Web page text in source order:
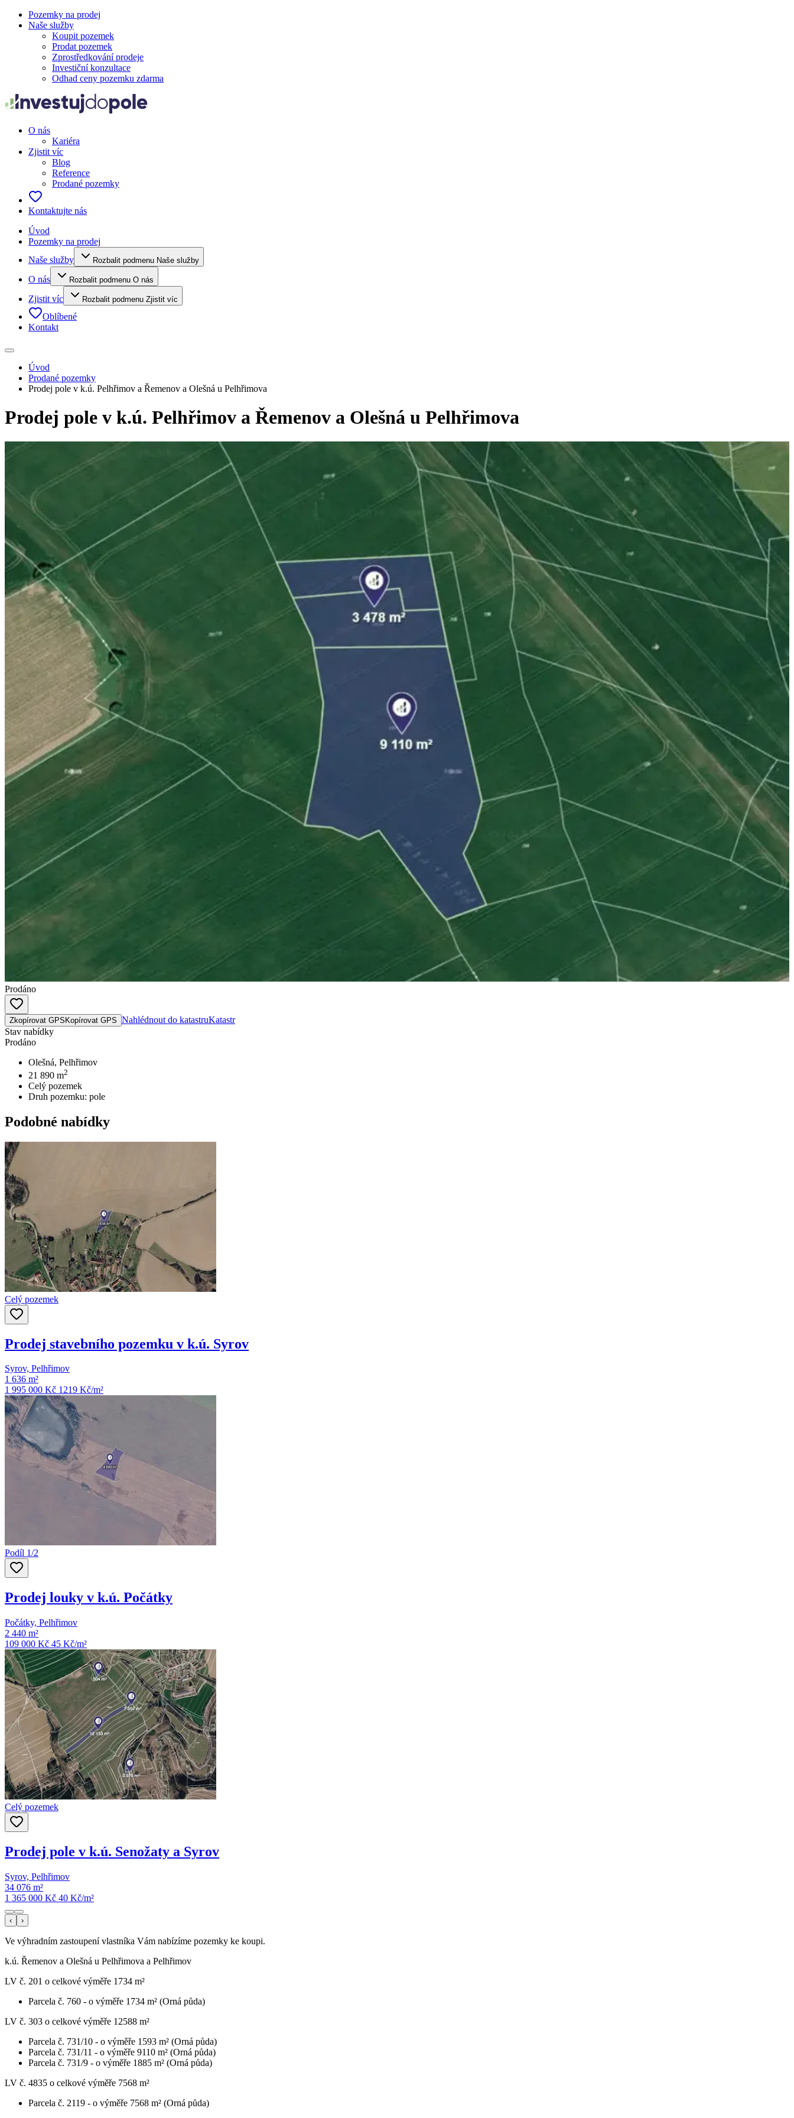
Pozemky na prodej
Naše služby
Koupit pozemek
Prodat pozemek
Zprostředkování prodeje
Investiční konzultace
Odhad ceny pozemku zdarma
O nás
Kariéra
Zjistit víc
Blog
Reference
Prodané pozemky
Kontaktujte nás
Úvod
Pozemky na prodej
Naše služby
Rozbalit podmenu Naše služby
O nás Rozbalit podmenu O nás
Zjistit víc Rozbalit podmenu Zjistit víc
Oblíbené
Kontakt
Úvod
Prodané pozemky
Prodej pole v k.ú. Pelhřimov a Řemenov a Olešná u Pelhřimova
Prodej pole v k.ú. Pelhřimov a Řemenov a Olešná u Pelhřimova
Prodáno
Zkopírovat GPSKopírovat GPS Nahlédnout do katastruKatastr
Stav nabídky
Prodáno
Olešná, Pelhřimov
21 890 m2
Celý pozemek
Druh pozemku: pole
Podobné nabídky
Celý pozemek
Prodej stavebního pozemku v k.ú. Syrov
Syrov, Pelhřimov
1 636 m²
1 995 000 Kč 1219 Kč/m²
Podíl 1/2
Prodej louky v k.ú. Počátky
Počátky, Pelhřimov
2 440 m²
109 000 Kč 45 Kč/m²
Celý pozemek
Prodej pole v k.ú. Senožaty a Syrov
Syrov, Pelhřimov
34 076 m²
1 365 000 Kč 40 Kč/m²
‹ ›
Ve výhradním zastoupení vlastníka Vám nabízíme pozemky ke koupi.
k.ú. Řemenov a Olešná u Pelhřimova a Pelhřimov
LV č. 201 o celkové výměře 1734 m²
Parcela č. 760 - o výměře 1734 m² (Orná půda)
LV č. 303 o celkové výměře 12588 m²
Parcela č. 731/10 - o výměře 1593 m² (Orná půda)
Parcela č. 731/11 - o výměře 9110 m² (Orná půda)
Parcela č. 731/9 - o výměře 1885 m² (Orná půda)
LV č. 4835 o celkové výměře 7568 m²
Parcela č. 2119 - o výměře 7568 m² (Orná půda)